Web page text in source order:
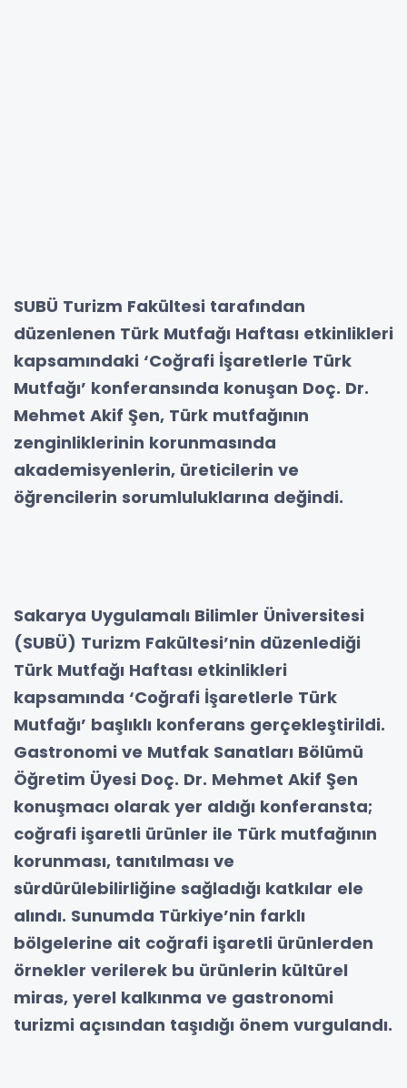
SUBÜ Turizm Fakültesi tarafından
düzenlenen Türk Mutfağı Haftası etkinlikleri
kapsamındaki ‘Coğrafi İşaretlerle Türk
Mutfağı’ konferansında konuşan Doç. Dr.
Mehmet Akif Şen, Türk mutfağının
zenginliklerinin korunmasında
akademisyenlerin, üreticilerin ve
öğrencilerin sorumluluklarına değindi.
Sakarya Uygulamalı Bilimler Üniversitesi
(SUBÜ) Turizm Fakültesi’nin düzenlediği
Türk Mutfağı Haftası etkinlikleri
kapsamında ‘Coğrafi İşaretlerle Türk
Mutfağı’ başlıklı konferans gerçekleştirildi.
Gastronomi ve Mutfak Sanatları Bölümü
Öğretim Üyesi Doç. Dr. Mehmet Akif Şen
konuşmacı olarak yer aldığı konferansta;
coğrafi işaretli ürünler ile Türk mutfağının
korunması, tanıtılması ve
sürdürülebilirliğine sağladığı katkılar ele
alındı. Sunumda Türkiye’nin farklı
bölgelerine ait coğrafi işaretli ürünlerden
örnekler verilerek bu ürünlerin kültürel
miras, yerel kalkınma ve gastronomi
turizmi açısından taşıdığı önem vurgulandı.